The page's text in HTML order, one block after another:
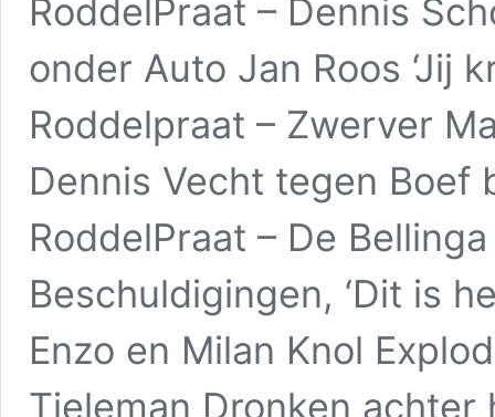
RoddelPraat – Dennis
onder Auto Jan Roos ‘Jij
Roddelpraat – Zwerver
Dennis Vecht tegen Boef
RoddelPraat – De
Beschuldigingen, ‘Dit is
Enzo en Milan Knol
Tieleman Dronken achter